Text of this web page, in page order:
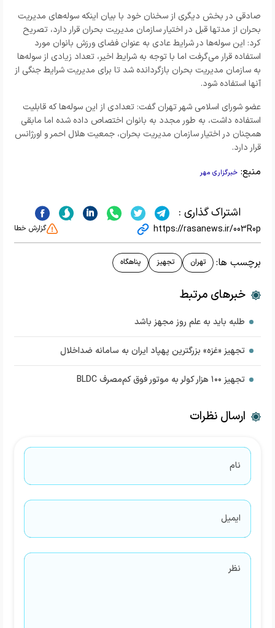
صادقی در بخش دیگری از سخنان خود با بیان اینکه سوله‌های مدیریت
بحران از مدتها قبل در اختیار سازمان مدیریت بحران قرار دارد، تصریح
کرد: این سوله‌ها در شرایط عادی به عنوان فضای ورزش بانوان مورد
استفاده قرار می‌گرفت اما با توجه به شرایط اخیر، تعداد زیادی از سوله‌ها
به سازمان مدیریت بحران بازگردانده شد تا برای مدیریت شرایط جنگی از
آنها استفاده شود.
عضو شورای اسلامی شهر تهران گفت: تعدادی از این سوله‌ها که قابلیت
استفاده داشت، به طور مجدد به بانوان اختصاص داده شده اما مابقی
همچنان در اختیار سازمان مدیریت بحران، جمعیت هلال احمر و اورژانس
قرار دارد.
منبع: خبرگزاری مهر
اشتراک گذاری :
https://rasanews.ir/003R0p گزارش خطا
برچسب ها: تهران تجهیز پناهگاه
خبرهای مرتبط
طلبه باید به علم روز مجهز باشد
تجهیز «غزه» بزرگترین پهپاد ایران به سامانه‌ ضداخلال
تجهیز ۱۰۰ هزار کولر به موتور فوق کم‌مصرف BLDC
ارسال نظرات